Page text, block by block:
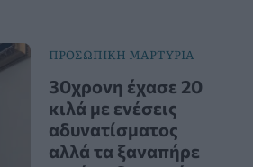
ΠΡΟΣΩΠΙΚΗ ΜΑΡΤΥΡΙΑ
30χρονη έχασε 20
κιλά με ενέσεις
αδυνατίσματος
αλλά τα ξαναπήρε